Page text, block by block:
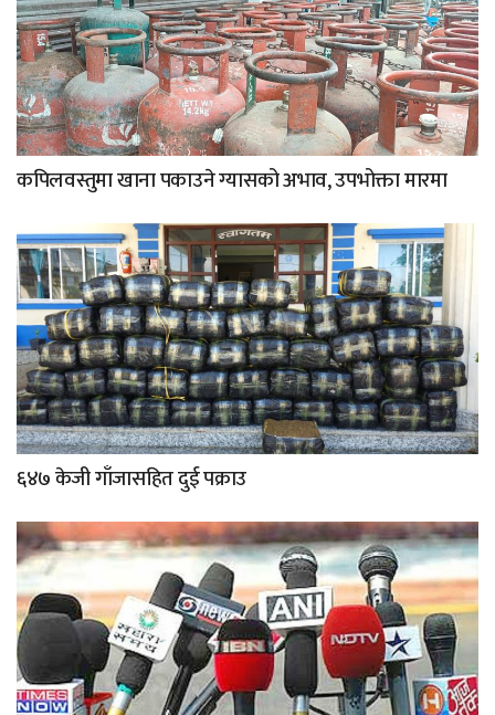
कपिलवस्तुमा खाना पकाउने ग्यासको अभाव, उपभोक्ता मारमा
६४७ केजी गाँजासहित दुई पक्राउ